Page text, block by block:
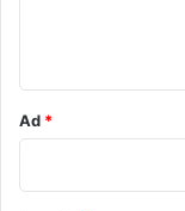
Ad *